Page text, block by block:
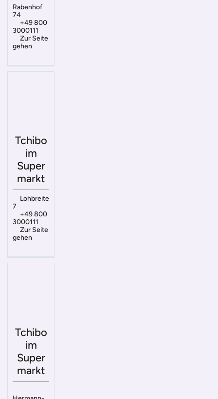
Rabenhof
74
+49 800
3000111
Zur Seite
gehen
Tchibo
im
Super
markt
Lohbreite
7
+49 800
3000111
Zur Seite
gehen
Tchibo
im
Super
markt